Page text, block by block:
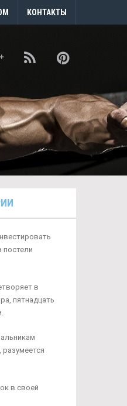
КОНТАКТЫ
постели
в
пятнадцать
разумеется
в своей